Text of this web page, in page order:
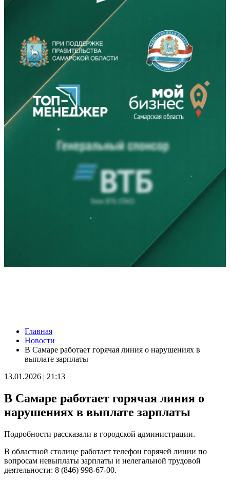
Губернатор Вячеслав Федорищев и первый заместитель
председателя Комитета Госдумы по бюджету и налогам
Леонид Симановский обсудили перспективное развитие
Самарского региона
В поселке Курумоч 6 августа столкнулись два автомобиля
Новый облик двора на Молодогвардейской: горожане
обсудили дальнейшее благоустройство
06.08.2026 | 21:41
состав 76-й дивизии ПВО с присвоением звания
06.08.2026 | 21:01
На заседании Правительства Самарской области обсудили
исполнение бюджета региона за первое полугодие
Главная
Новости
В Самаре работает горячая линия о нарушениях в
выплате зарплаты
13.01.2026 | 21:13
В Самаре работает горячая линия о
нарушениях в выплате зарплаты
Подробности рассказали в городской администрации.
В областной столице работает телефон горячей линии по
вопросам невыплаты зарплаты и нелегальной трудовой
деятельности: 8 (846) 998-67-00.